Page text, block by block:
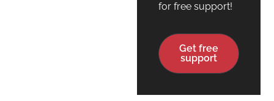
for free support!
Get free
support